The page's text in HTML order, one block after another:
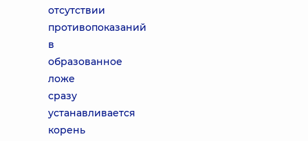
отсутствии
противопоказаний
в
образованное
ложе
сразу
устанавливается
корень